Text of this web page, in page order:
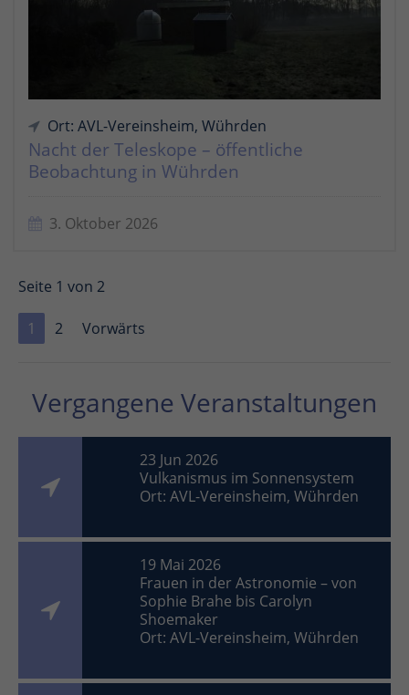
Ort: AVL-Vereinsheim, Wührden
Nacht der Teleskope – öffentliche
Beobachtung in Wührden
3. Oktober 2026
Seite 1 von 2
1 2 Vorwärts
Vergangene Veranstaltungen
23 Jun 2026
Vulkanismus im Sonnensystem
Ort: AVL-Vereinsheim, Wührden
19 Mai 2026
Frauen in der Astronomie – von
Sophie Brahe bis Carolyn
Shoemaker
Ort: AVL-Vereinsheim, Wührden